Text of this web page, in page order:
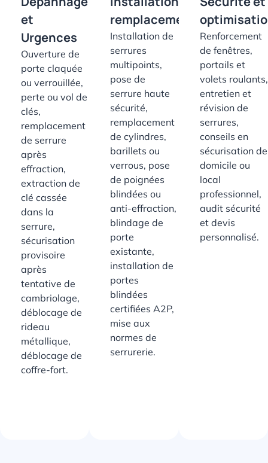
et
Urgences
Ouverture de
porte claquée
ou verrouillée,
perte ou vol de
clés,
remplacement
de serrure
après
effraction,
extraction de
clé cassée
dans la
serrure,
sécurisation
provisoire
après
tentative de
cambriolage,
déblocage de
rideau
métallique,
déblocage de
coffre-fort.
remplacement
Installation de
serrures
multipoints,
pose de
serrure haute
sécurité,
remplacement
de cylindres,
barillets ou
verrous, pose
de poignées
blindées ou
anti-effraction,
blindage de
porte
existante,
installation de
portes
blindées
certifiées A2P,
mise aux
normes de
serrurerie.
Renforcement
de fenêtres,
portails et
volets roulants,
entretien et
révision de
serrures,
conseils en
sécurisation de
domicile ou
local
professionnel,
audit sécurité
et devis
personnalisé.